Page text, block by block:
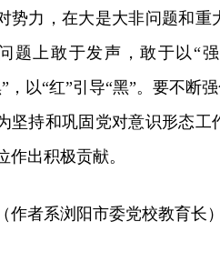
势力，在大是大非问题和
题上敢于发声，敢于以“
，以“红”引导“黑”。要不断
坚持和巩固党对意识形态
作出积极贡献。
（作者系浏阳市委党校教育长）